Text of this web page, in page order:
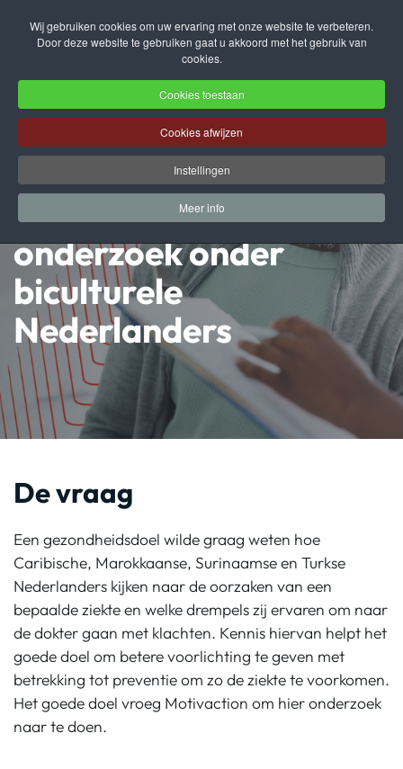
Wij gebruiken cookies om uw ervaring met onze website te verbeteren.
Door deze website te gebruiken gaat u akkoord met het gebruik van
cookies.
Cookies toestaan
Cookies afwijzen
Instellingen
Meer info
Terug naar hoofdinhoud
Wat goede doelen
kunnen leren van
onderzoek onder
biculturele
Nederlanders
De vraag
Een gezondheidsdoel wilde graag weten hoe
Caribische, Marokkaanse, Surinaamse en Turkse
Nederlanders kijken naar de oorzaken van een
bepaalde ziekte en welke drempels zij ervaren om naar
de dokter gaan met klachten. Kennis hiervan helpt het
goede doel om betere voorlichting te geven met
betrekking tot preventie om zo de ziekte te voorkomen.
Het goede doel vroeg Motivaction om hier onderzoek
naar te doen.